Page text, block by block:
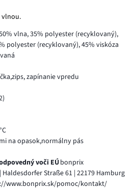
vlnou.
vlna, 35% polyester (recyklovaný),
polyester (recyklovaný), 45% viskóza
zapínanie vpredu
na opasok,normálny pás
voči EÚbonprix
Straße 61 | 22179 Hamburg
www.bonprix.sk/pomoc/kontakt/